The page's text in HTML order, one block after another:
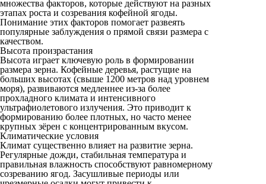
множества факторов, которые действуют на разных
этапах роста и созревания кофейной ягоды.
Понимание этих факторов помогает развеять
популярные заблуждения о прямой связи размера с
качеством.
Высота произрастания
Высота играет ключевую роль в формировании
размера зерна. Кофейные деревья, растущие на
больших высотах (свыше 1200 метров над уровнем
моря), развиваются медленнее из-за более
прохладного климата и интенсивного
ультрафиолетового излучения. Это приводит к
формированию более плотных, но часто менее
крупных зёрен с концентрированным вкусом.
Климатические условия
Климат существенно влияет на развитие зерна.
Регулярные дожди, стабильная температура и
правильная влажность способствуют равномерному
созреванию ягод. Засушливые периоды или